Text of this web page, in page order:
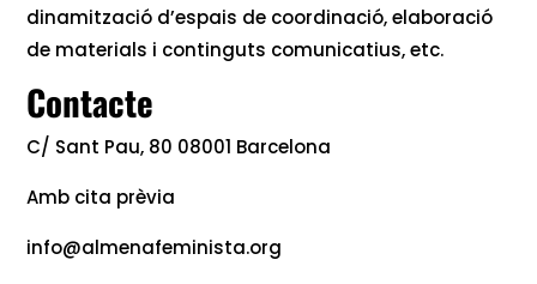
dinamització d’espais de coordinació, elaboració
de materials i continguts comunicatius, etc.
Contacte
C/ Sant Pau, 80 08001 Barcelona
Amb cita prèvia
info@almenafeminista.org